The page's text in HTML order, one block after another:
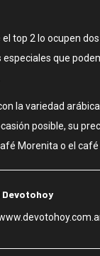
el top 2 lo ocupen
que
la variedad
posible, su
Morenita o el café